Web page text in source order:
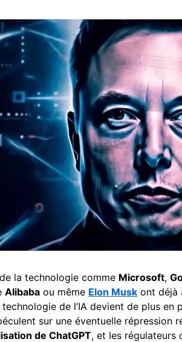
la technologie comme Microsoft,
Alibaba ou même Elon Musk ont déjà
de l’IA devient de plus en
sur une éventuelle répression
de ChatGPT, et les régulateurs